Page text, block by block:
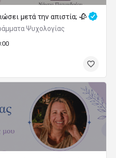
μετά την απιστία; 🥀
Ψυχολογίας